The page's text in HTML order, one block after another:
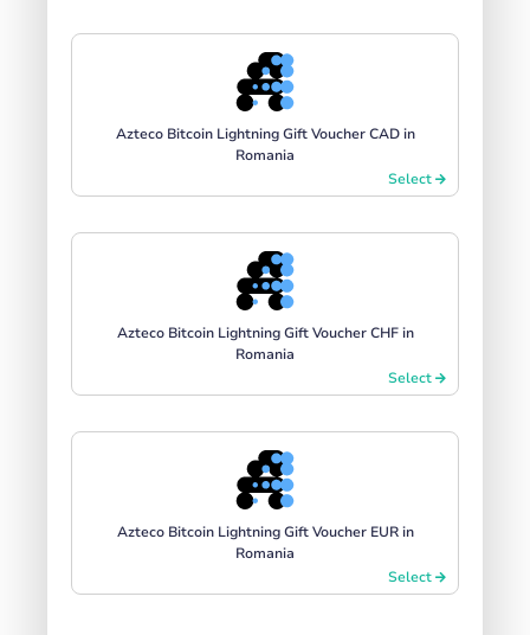
Azteco Bitcoin Lightning Gift Voucher CAD in
Romania
Select
Azteco Bitcoin Lightning Gift Voucher CHF in
Romania
Select
Azteco Bitcoin Lightning Gift Voucher EUR in
Romania
Select